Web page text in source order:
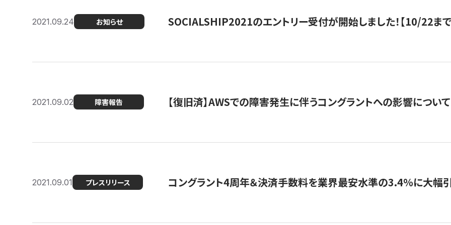
2021.09.24 お知らせ SOCIALSHIP2021のエントリー受付が開始しました！【10/22まで
2021.09.02 障害報告 【復旧済】AWSでの障害発生に伴うコングラントへの影響について
2021.09.01 プレスリリース コングラント4周年＆決済手数料を業界最安水準の3.4％に大幅